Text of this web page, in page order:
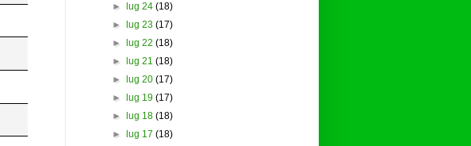
►
lug 24 (18)
►
lug 23 (17)
►
lug 22 (18)
►
lug 21 (18)
►
lug 20 (17)
►
lug 19 (17)
►
lug 18 (18)
►
lug 17 (18)